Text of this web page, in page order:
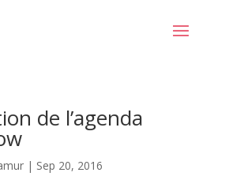
de l’agenda
| Sep 20, 2016